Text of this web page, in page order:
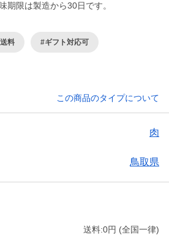
期限は製造から30日です。
料 #ギフト対応可
この商品のタイプについて
肉
鳥取県
送料:0円 (全国一律)